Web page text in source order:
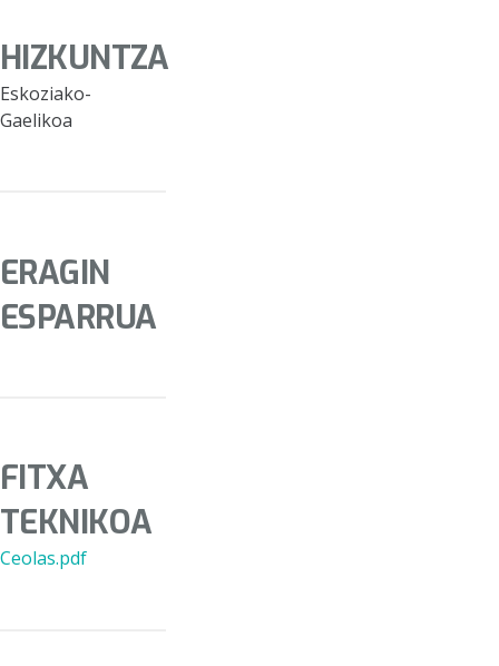
HIZKUNTZA
Eskoziako-
Gaelikoa
ERAGIN
ESPARRUA
FITXA
TEKNIKOA
Ceolas.pdf